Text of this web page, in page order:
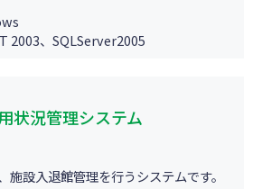
2003、SQLServer2005
状況管理システム
施設入退館管理を行うシステムです。